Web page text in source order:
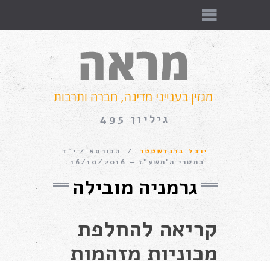
גיליון 495
יובל ברנדשטטר הכורסא
י״ד
בתשרי ה׳תשע״ז – 16/10/2016
גרמניה מובילה
קריאה להחלפת
מכוניות מזהמות